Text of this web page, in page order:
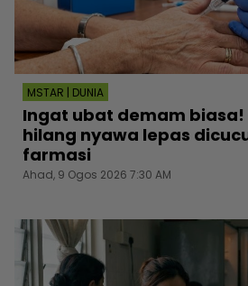
MSTAR | DUNIA
Ingat ubat demam biasa!
hilang nyawa lepas
farmasi
Ahad, 9 Ogos 2026 7:30 AM